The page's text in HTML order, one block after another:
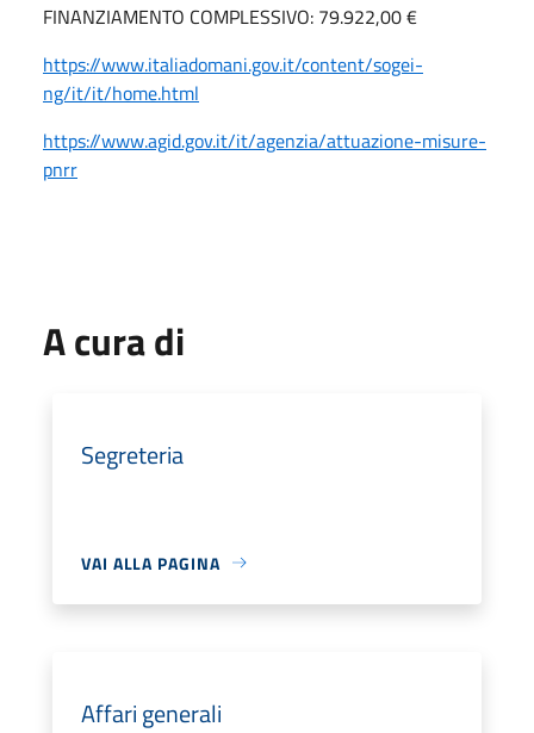
FINANZIAMENTO COMPLESSIVO: 79.922,00 €
https://www.italiadomani.gov.it/content/sogei-
ng/it/it/home.html
https://www.agid.gov.it/it/agenzia/attuazione-misure-
pnrr
A cura di
Segreteria
VAI ALLA PAGINA
Affari generali